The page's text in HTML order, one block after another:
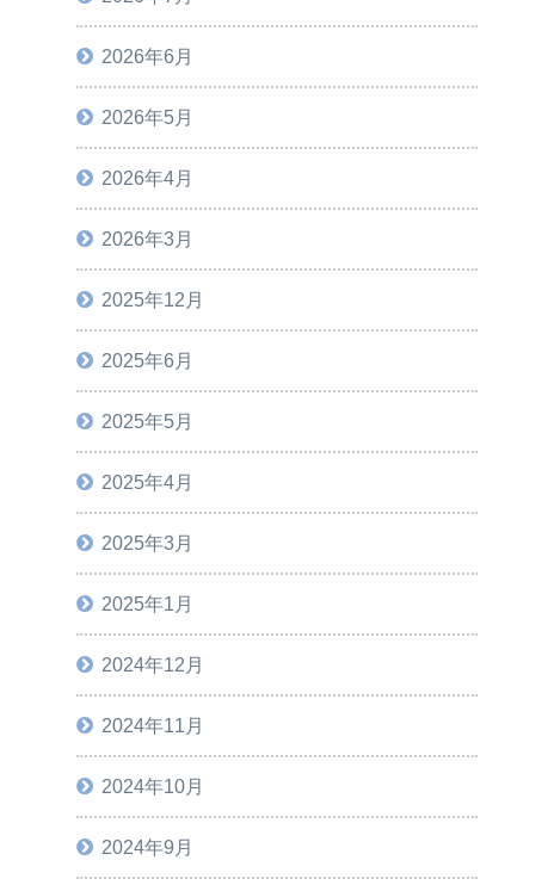
2026年6月
2026年5月
2026年4月
2026年3月
2025年12月
2025年6月
2025年5月
2025年4月
2025年3月
2025年1月
2024年12月
2024年11月
2024年10月
2024年9月